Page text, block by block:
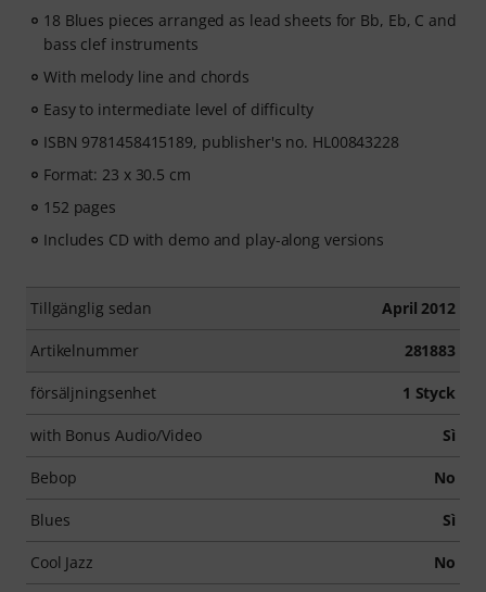
18 Blues pieces arranged as lead sheets for Bb, Eb, C and
bass clef instruments
With melody line and chords
Easy to intermediate level of difficulty
ISBN 9781458415189, publisher's no. HL00843228
Format: 23 x 30.5 cm
152 pages
Includes CD with demo and play-along versions
Tillgänglig sedan April 2012
Artikelnummer 281883
försäljningsenhet 1 Styck
with Bonus Audio/Video Sì
Bebop No
Blues Sì
Cool Jazz No